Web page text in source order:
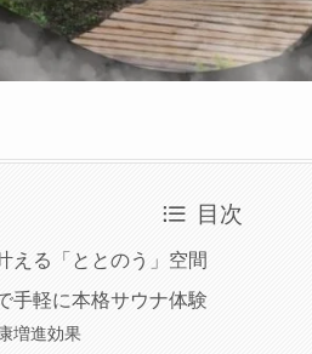
目次
える「ととのう」空間
手軽に本格サウナ体験
増進効果